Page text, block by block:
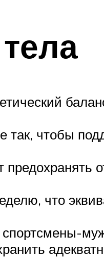
чтобы
что
спортсмены-